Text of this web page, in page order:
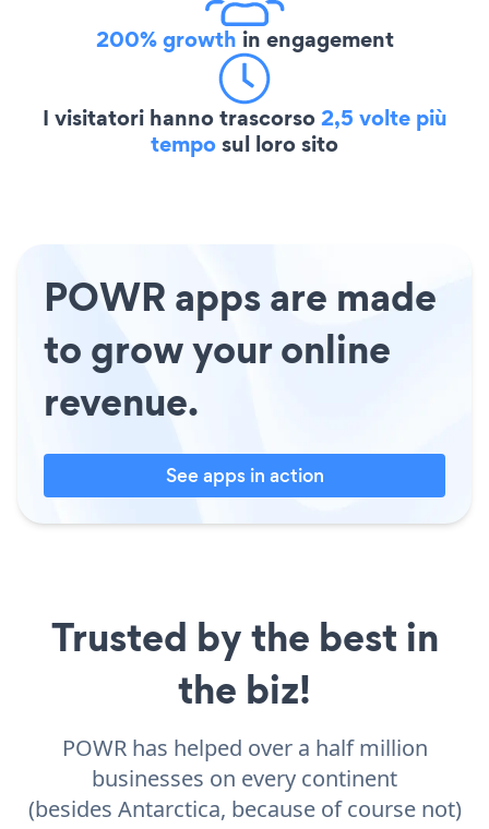
200% growth in engagement
I visitatori hanno trascorso2,5 volte più
temposul loro sito
POWR apps are made
to grow your online
revenue.
See apps in action
Trusted by the best in
the biz!
POWR has helped over a half million
businesses on every continent
(besides Antarctica, because of course not)